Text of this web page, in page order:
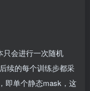
只会进行一次随机
续的每个训练步都采
，即单个静态mask，这